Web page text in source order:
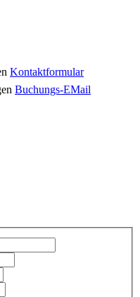
Kontaktformular
Buchungs-EMail